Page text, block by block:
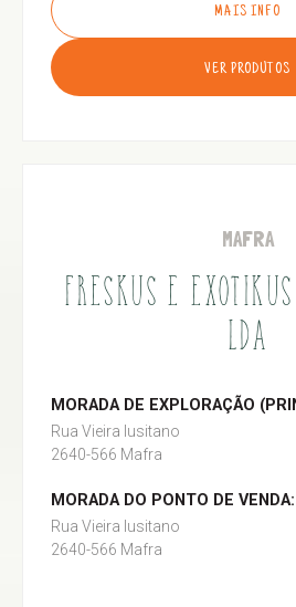
MAIS INFO
VER PRODUTOS
MAFRA
FRESKUS E
LDA
MORADA DE EXPLORAÇÃO
Rua Vieira lusitano
2640-566 Mafra
MORADA DO PONTO DE VENDA:
Rua Vieira lusitano
2640-566 Mafra